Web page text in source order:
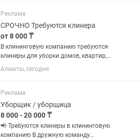
оборудованием? Мы расширяем штат
и ищем...
Реклама
СРОЧНО Требуются клинера
от 8 000 ₸
В клининговую компанию требуются
клинеры для уборки домов, квартир,
офисов. Оплата ЕЖЕДНЕВНАЯ. График
работы плавающий, ХОРОШО
8000 в день
Алматы, сегодня
Реклама
Уборщик / уборщица
8 000 - 20 000 ₸
📢 Требуются клинеры в клининговую
компанию В дружную команду